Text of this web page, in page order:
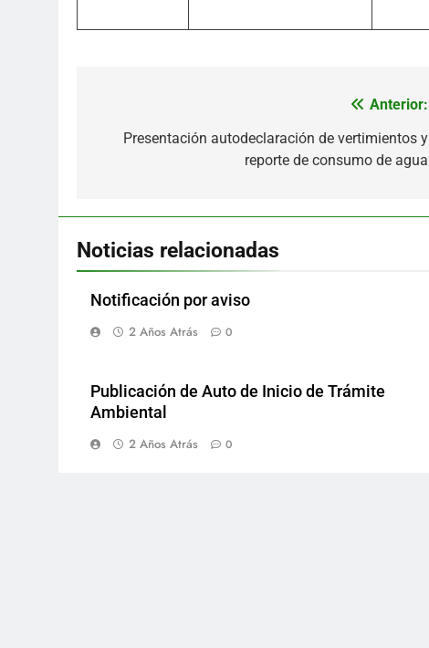
Anterior:
Presentación autodeclaración de vertimientos y
reporte de consumo de agua
Noticias relacionadas
Notificación por aviso
2 Años Atrás 0
Publicación de Auto de Inicio de Trámite
Ambiental
2 Años Atrás 0